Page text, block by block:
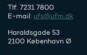
Tlf. 7231 7800
E-mail: ufs@ufm.dk
Haraldsgade 53
2100 København Ø